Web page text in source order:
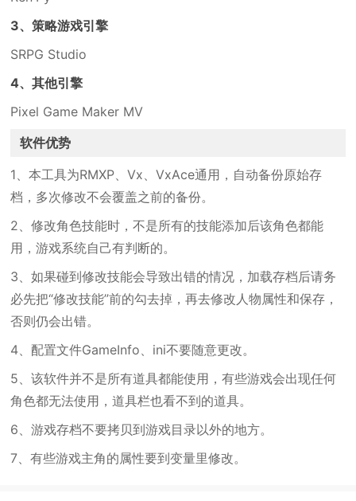
3、策略游戏引擎
SRPG Studio
4、其他引擎
Pixel Game Maker MV
软件优势
1、本工具为RMXP、Vx、VxAce通用，自动备份原始存
档，多次修改不会覆盖之前的备份。
2、修改角色技能时，不是所有的技能添加后该角色都能
用，游戏系统自己有判断的。
3、如果碰到修改技能会导致出错的情况，加载存档后请务
必先把“修改技能”前的勾去掉，再去修改人物属性和保存，
否则仍会出错。
4、配置文件GameInfo、ini不要随意更改。
5、该软件并不是所有道具都能使用，有些游戏会出现任何
角色都无法使用，道具栏也看不到的道具。
6、游戏存档不要拷贝到游戏目录以外的地方。
7、有些游戏主角的属性要到变量里修改。